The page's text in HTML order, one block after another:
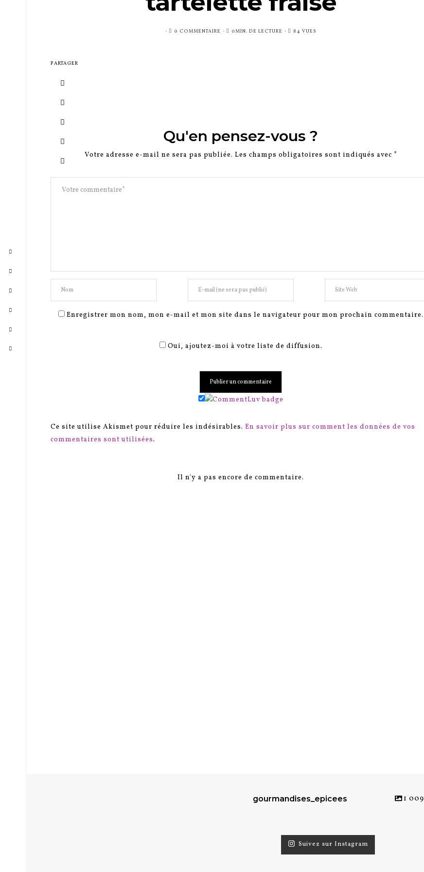
PUBLIÉ0 COMMENTAIRE 0MIN. DE LECTURE 84 VUES
PARTAGER
Qu'en pensez-vous ?
Votre adresse e-mail ne sera pas publiée. Les champs obligatoires sont indiqués avec *
Enregistrer mon nom, mon e-mail et mon site dans le navigateur pour mon prochain commentaire.
Oui, ajoutez-moi à votre liste de diffusion.
Ce site utilise Akismet pour réduire les indésirables. En savoir plus sur comment les données de vos
commentaires sont utilisées.
Il n'y a pas encore de commentaire.
gourmandises_epicees 1 009
Suivez sur Instagram